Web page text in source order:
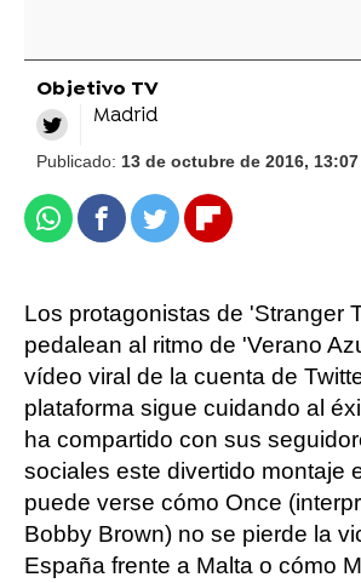
Objetivo TV
Madrid
Publicado: 13 de octubre de 2016, 13:07
WhatsappFacebook
TwitterFlipboard
Los protagonistas de 'Stranger
pedalean al ritmo de 'Verano
vídeo viral de la cuenta de
plataforma sigue cuidando al
ha compartido con sus
sociales este divertido montaje
puede verse cómo Once
Bobby Brown) no se pierde la
España frente a Malta o cómo